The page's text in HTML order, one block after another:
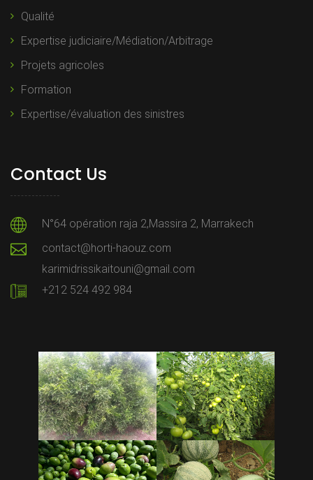
Qualité
Expertise judiciaire/Médiation/Arbitrage
Projets agricoles
Formation
Expertise/évaluation des sinistres
Contact Us
N°64 opération raja 2,Massira 2, Marrakech
contact@horti-haouz.com
karimidrissikaitouni@gmail.com
+212 524 492 984